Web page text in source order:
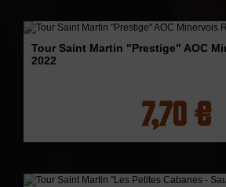
Tour Saint Martin "Prestige" AOC
2022
7,70 €